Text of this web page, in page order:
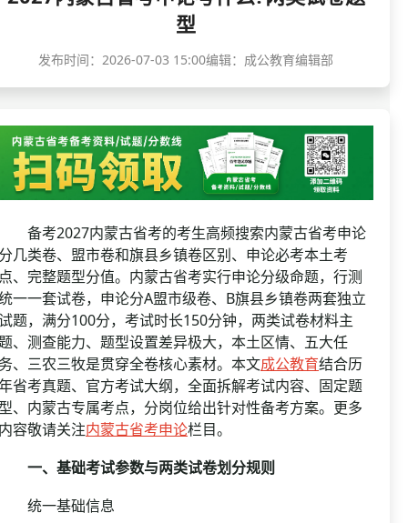
成绩查询
分数线
资格复审
面试补录
历年真题
三支一扶考试
警察/辅警考试
国企/银行考试
型
发布时间： 2026-07-03 15:00编辑：成公教育编辑部
考2027内蒙古省考的考生高频搜索内蒙古省考申论
几类卷、盟市卷和旗县乡镇卷区别、申论必考本土考
、完整题型分值。内蒙古省考实行申论分级命题，行测
一一套试卷，申论分A盟市级卷、B旗县乡镇卷两套独立
题，满分100分，考试时长150分钟，两类试卷材料主
、测查能力、题型设置差异极大，本土区情、五大任
、三农三牧是贯穿全卷核心素材。本文成公教育结合历
省考真题、官方考试大纲，全面拆解考试内容、固定题
、内蒙古专属考点，分岗位给出针对性备考方案。更多
容敬请关注内蒙古省考申论栏目。
、基础考试参数与两类试卷划分规则
一基础信息